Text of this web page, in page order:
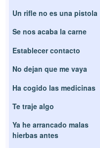
Un rifle no es una pistola
Se nos acaba la carne
Establecer contacto
No dejan que me vaya
Ha cogido las medicinas
Te traje algo
Ya he arrancado malas
hierbas antes